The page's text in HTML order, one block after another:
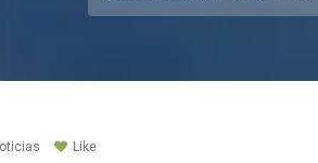
Like